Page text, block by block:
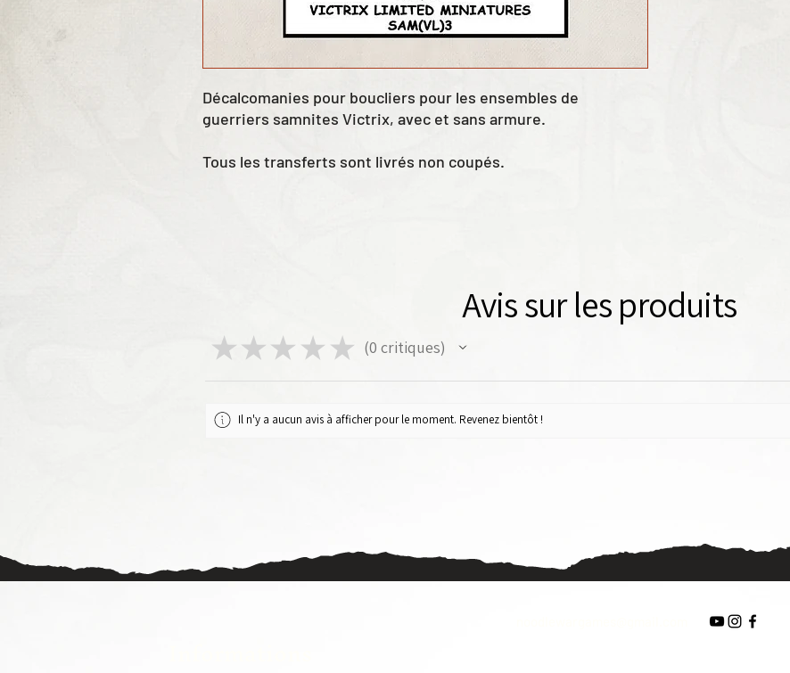
Décalcomanies pour boucliers pour les ensembles de
guerriers samnites Victrix, avec et sans armure.
Tous les transferts sont livrés non coupés.
Avis sur les produits
★ ★ ★ ★ ★ 0 critiques
0
Il n'y a aucun avis à afficher pour le moment. Revenez bientôt !